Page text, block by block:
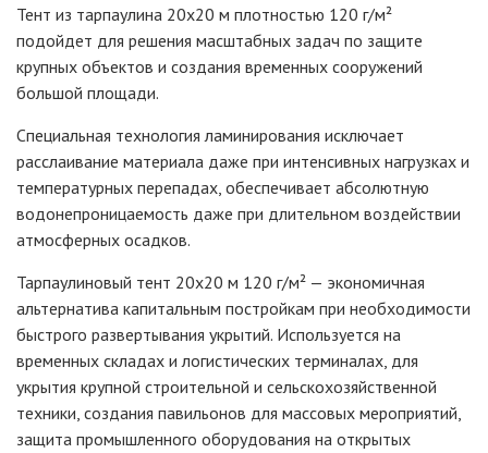
Тент из тарпаулина 20х20 м плотностью 120 г/м²
подойдет для решения масштабных задач по защите
крупных объектов и создания временных сооружений
большой площади.
Специальная технология ламинирования исключает
расслаивание материала даже при интенсивных нагрузках и
температурных перепадах, обеспечивает абсолютную
водонепроницаемость даже при длительном воздействии
атмосферных осадков.
Тарпаулиновый тент 20х20 м 120 г/м² — экономичная
альтернатива капитальным постройкам при необходимости
быстрого развертывания укрытий. Используется на
временных складах и логистических терминалах, для
укрытия крупной строительной и сельскохозяйственной
техники, создания павильонов для массовых мероприятий,
защита промышленного оборудования на открытых